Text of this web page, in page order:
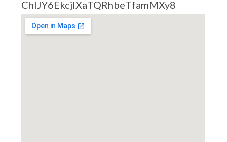
ChIJY6EkcjIXaTQRhbeTfamMXy8